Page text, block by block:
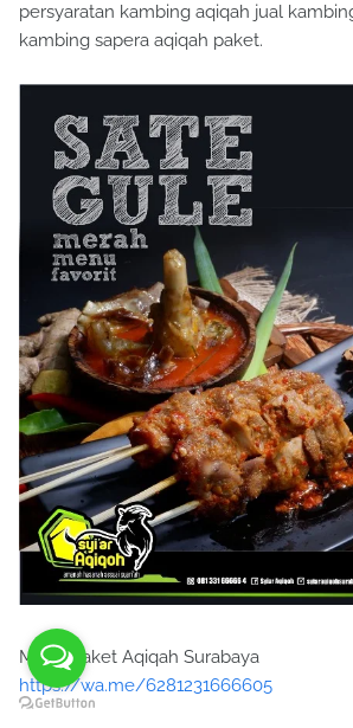
persyaratan kambing aqiqah jual
kambing sapera aqiqah paket.
Menu paket Aqiqah Surabaya
https://wa.me/6281231666605